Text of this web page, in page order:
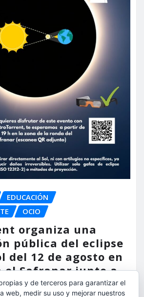
EDUCACIÓN
OCIO
organiza una
pública del eclipse
del 12 de agosto en
el Safranar junto a
AVEy de terceros para garantizar el
web, medir su uso y mejorar nuestros